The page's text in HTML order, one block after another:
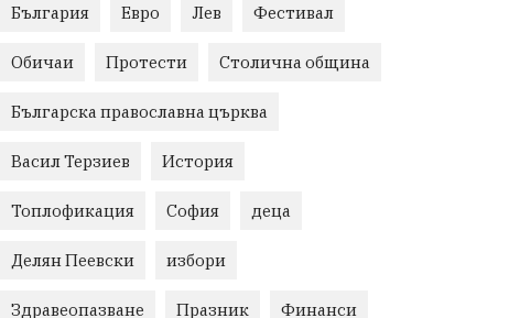
България Евро Лев Фестивал
Обичаи Протести Столична община
Българска православна църква
Васил Терзиев История
Топлофикация София деца
Делян Пеевски избори
Здравеопазване Празник Финанси